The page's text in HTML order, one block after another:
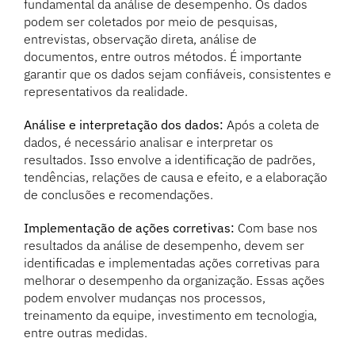
fundamental da análise de desempenho. Os dados
podem ser coletados por meio de pesquisas,
entrevistas, observação direta, análise de
documentos, entre outros métodos. É importante
garantir que os dados sejam confiáveis, consistentes e
representativos da realidade.
Análise e interpretação dos dados: Após a coleta de
dados, é necessário analisar e interpretar os
resultados. Isso envolve a identificação de padrões,
tendências, relações de causa e efeito, e a elaboração
de conclusões e recomendações.
Implementação de ações corretivas: Com base nos
resultados da análise de desempenho, devem ser
identificadas e implementadas ações corretivas para
melhorar o desempenho da organização. Essas ações
podem envolver mudanças nos processos,
treinamento da equipe, investimento em tecnologia,
entre outras medidas.